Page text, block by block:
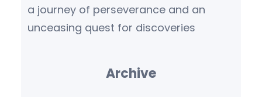
a journey of perseverance and an
unceasing quest for discoveries
Archive